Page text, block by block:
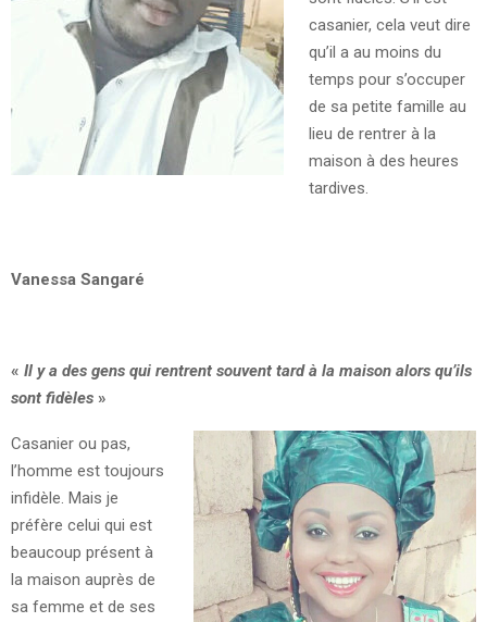
casanier, cela veut dire
qu’il a au moins du
temps pour s’occuper
de sa petite famille au
lieu de rentrer à la
maison à des heures
tardives.
Vanessa Sangaré
« Il y a des gens qui rentrent souvent tard à la maison alors qu’ils
sont fidèles »
Casanier ou pas,
l’homme est toujours
infidèle. Mais je
préfère celui qui est
beaucoup présent à
la maison auprès de
sa femme et de ses